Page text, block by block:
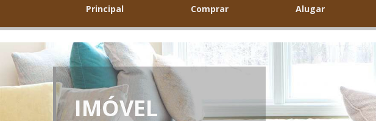
Principal Comprar Alugar
IMÓVEL